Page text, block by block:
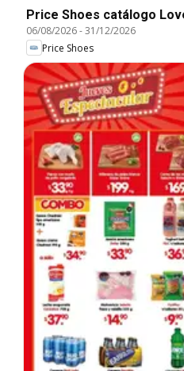
Price Shoes catálogo
06/08/2026-31/12/2026
Price Shoes